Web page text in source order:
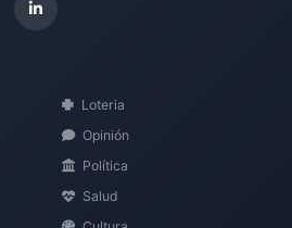
Loteria
Opinión
Política
Salud